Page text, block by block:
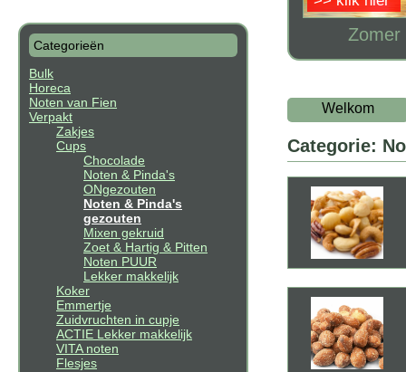
Categorieën
Bulk
Horeca
Noten van Fien
Verpakt
Zakjes
Cups
Chocolade
Noten & Pinda's
ONgezouten
Noten & Pinda's
gezouten
Mixen gekruid
Zoet & Hartig & Pitten
Noten PUUR
Lekker makkelijk
Koker
Emmertje
Zuidvruchten in cupje
ACTIE Lekker makkelijk
VITA noten
Flesjes
Zomer
Welkom
Categorie: